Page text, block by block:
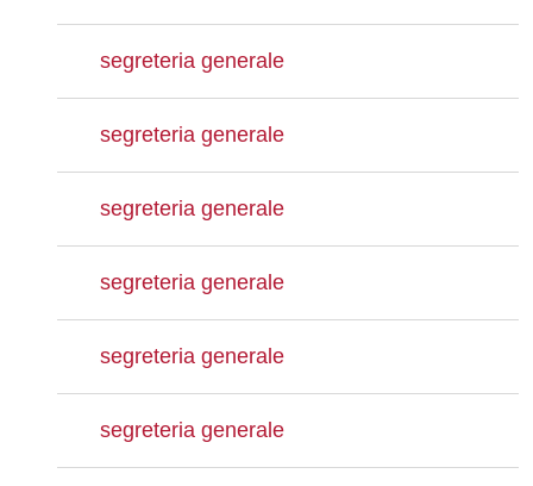
segreteria generale
segreteria generale
segreteria generale
segreteria generale
segreteria generale
segreteria generale